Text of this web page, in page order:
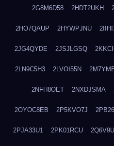
2G8M6D58 2HDT2UKH
2HO7QAUP 2HYWPJNU
2JG4QYDE 2JSJLGSQ
2LN9C5H3 2LVOI55N
2NFH8OET 2NXDJSMA
2OYOC8EB 2P5KVO7J
2PJA33U1 2PK01RCU